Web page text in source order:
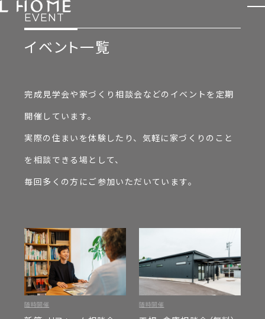
会社概要
注文住宅
リフォーム・
リノベーション
耐震工事
店舗 オフィス
REAL ESTATE
不動産
RECRUIT
採用
EVENT
イベント一覧
完成見学会や家づくり相談会などのイベントを定期
開催しています。
実際の住まいを体験したり、気軽に家づくりのこと
を相談できる場として、
毎回多くの方にご参加いただいています。
随時開催 随時開催